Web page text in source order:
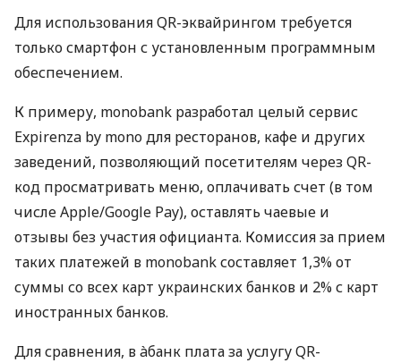
Для использования QR-эквайрингом требуется
только смартфон с установленным программным
обеспечением.
К примеру, monobank разработал целый сервис
Expirenza by mono для ресторанов, кафе и других
заведений, позволяющий посетителям через QR-
код просматривать меню, оплачивать счет (в том
числе Apple/Google Pay), оставлять чаевые и
отзывы без участия официанта. Комиссия за прием
таких платежей в monobank составляет 1,3% от
суммы со всех карт украинских банков и 2% с карт
иностранных банков.
Для сравнения, в àбанк плата за услугу QR-